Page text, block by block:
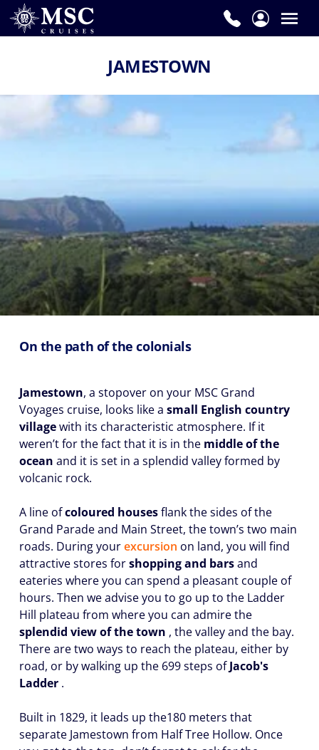
JAMESTOWN
On the path of the colonials
Jamestown, a stopover on your MSC Grand
Voyages cruise, looks like a small English country
villagewith its characteristic atmosphere. If it
weren’t for the fact that it is in the middle of the
ocean and it is set in a splendid valley formed by
volcanic rock.
A line ofcoloured housesflank the sides of the
Grand Parade and Main Street, the town’s two main
roads. During yourexcursion on land, you will find
attractive stores forshopping and barsand
eateries where you can spend a pleasant couple of
hours. Then we advise you to go up to the Ladder
Hill plateau from where you can admire the
splendid view of the town , the valley and the bay.
There are two ways to reach the plateau, either by
road, or by walking up the 699 steps ofJacob's
Ladder .
Built in 1829, it leads up the180 meters that
separate Jamestown from Half Tree Hollow. Once